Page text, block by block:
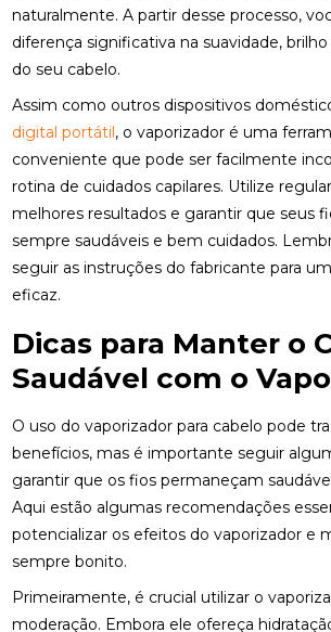
naturalmente. A partir desse processo,
diferença significativa na suavidade,
do seu cabelo.
Assim como outros dispositivos
digital portátil, o vaporizador é uma
conveniente que pode ser facilmente
rotina de cuidados capilares. Utilize
melhores resultados e garantir que seus
sempre saudáveis e bem cuidados.
seguir as instruções do fabricante para
eficaz.
Dicas para Manter o
Saudável com o
O uso do vaporizador para cabelo pode
benefícios, mas é importante seguir
garantir que os fios permaneçam
Aqui estão algumas recomendações
potencializar os efeitos do vaporizador e
sempre bonito.
Primeiramente, é crucial utilizar o
moderação. Embora ele ofereça